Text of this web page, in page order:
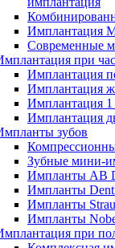
Имплантация
Современные
при
Имплантация
Имплантация
Имплантация 1
Имплантация
зубов
Зубные мини-
Импланты AB
Импланты
Импланты
Импланты
при